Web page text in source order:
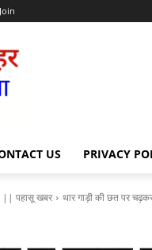
US PRIVACY
|| पहासू खबर थार गाड़ी की छत पर